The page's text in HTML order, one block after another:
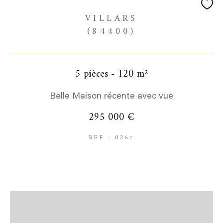
VILLARS
(84400)
5 pièces - 120 m²
Belle Maison récente avec vue
295 000 €
REF : 0267